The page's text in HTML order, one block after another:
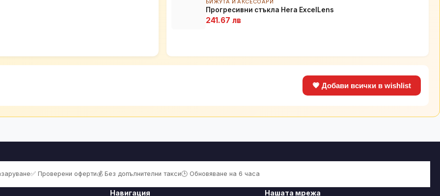
БИЖУТА И АКСЕСОАРИ
Прогресивни стъкла Hera ExcelLens
241.67 лв
💗 Добави всички в wishlist
✅ Проверени оферти💰 Без допълнителни такси🕒 Обновяване на 6 часа
Навигация Нашата мрежа